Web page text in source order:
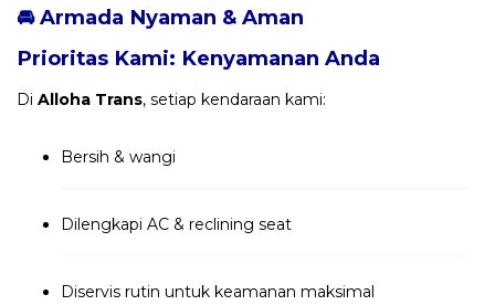
🚘 Armada Nyaman & Aman
Prioritas Kami: Kenyamanan Anda
Di Alloha Trans, setiap kendaraan kami:
Bersih & wangi
Dilengkapi AC & reclining seat
Diservis rutin untuk keamanan maksimal